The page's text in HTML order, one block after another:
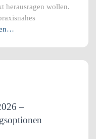
herausragen wollen.
–